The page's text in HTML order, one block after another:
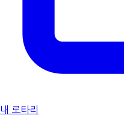
내 로타리